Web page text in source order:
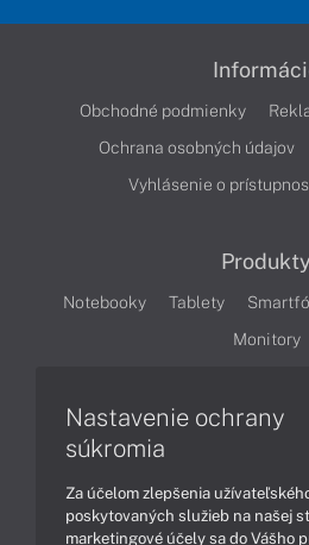
Obchodné podmienky
Ochrana osobných údajov
Vyhlásenie o
Produkty
Notebooky Tablety
Monitory
Články
Obchodné informácie
Technológie
Nastavenie ochrany
súkromia
Za účelom zlepšenia
poskytovaných služieb na našej
marketingové účely sa do Vášho